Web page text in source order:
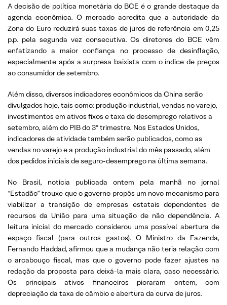
A decisão de política monetária do BCE é o grande destaque da
agenda econômica. O mercado acredita que a autoridade da
Zona do Euro reduzirá suas taxas de juros de referência em 0,25
p.p. pela segunda vez consecutiva. Os diretores do BCE vêm
enfatizando a maior confiança no processo de desinflação,
especialmente após a surpresa baixista com o índice de preços
ao consumidor de setembro.
Além disso, diversos indicadores econômicos da China serão
divulgados hoje, tais como: produção industrial, vendas no varejo,
investimentos em ativos fixos e taxa de desemprego relativos a
setembro, além do PIB do 3º trimestre. Nos Estados Unidos,
indicadores de atividade também serão publicados, como as
vendas no varejo e a produção industrial do mês passado, além
dos pedidos iniciais de seguro-desemprego na última semana.
No Brasil, notícia publicada ontem pela manhã no jornal
“Estadão” trouxe que o governo propôs um novo mecanismo para
viabilizar a transição de empresas estatais dependentes de
recursos da União para uma situação de não dependência. A
leitura inicial do mercado considerou uma possível abertura de
espaço fiscal (para outros gastos). O Ministro da Fazenda,
Fernando Haddad, afirmou que a mudança não teria relação com
o arcabouço fiscal, mas que o governo pode fazer ajustes na
redação da proposta para deixá-la mais clara, caso necessário.
Os principais ativos financeiros pioraram ontem, com
depreciação da taxa de câmbio e abertura da curva de juros.